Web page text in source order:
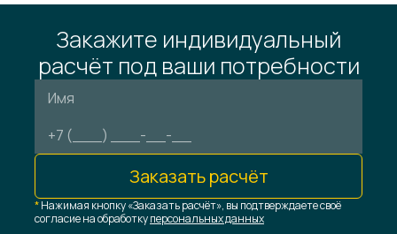
Закажите индивидуальный
расчёт под ваши потребности
Заказать расчёт
*Нажимая кнопку «Заказать расчёт», вы подтверждаете своё
согласие на обработкуперсональных данных